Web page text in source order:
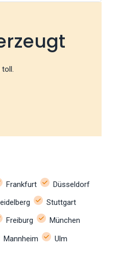
toll.
Frankfurt
Düsseldorf
Stuttgart
Freiburg
München
Mannheim Ulm